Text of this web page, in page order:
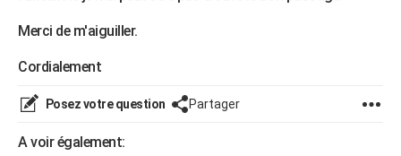
Art de vivre
Bien-être
Loisirs
Mode
Modes de vie
SANTE
Alimentation
Guide de la santé
Maladies
Médicaments
Sommeil
VOYAGE
Destinations
City break
Voyage nature
Voyage de noces
Forum
Climat
PHOTO
GUIDES D'ACHAT
Merci de m'aiguiller.
Cordialement
Posez votre question Partager
A voir également: